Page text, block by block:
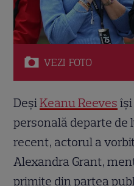
VEZI FOTO
DeșiKeanu Reeves
personală departe de
recent, actorul a
Alexandra Grant,
primite din partea